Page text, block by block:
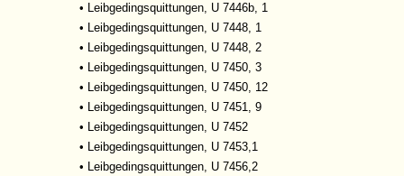
• Leibgedingsquittungen, U 7446b, 1
• Leibgedingsquittungen, U 7448, 1
• Leibgedingsquittungen, U 7448, 2
• Leibgedingsquittungen, U 7450, 3
• Leibgedingsquittungen, U 7450, 12
• Leibgedingsquittungen, U 7451, 9
• Leibgedingsquittungen, U 7452
• Leibgedingsquittungen, U 7453,1
• Leibgedingsquittungen, U 7456,2